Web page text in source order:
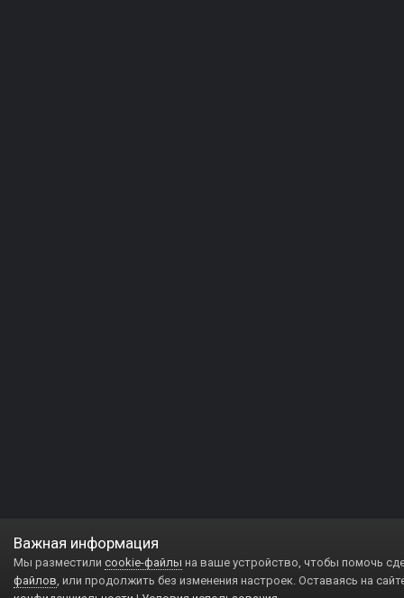
Важная информация
Мы разместили cookie-файлы на ваше устройство, чтобы помочь
файлов, или продолжить без изменения настроек. Оставаясь на